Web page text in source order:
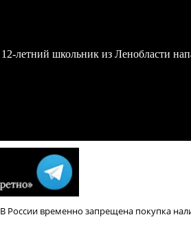
12-летний школьник из Ленобласти
В России временно запрещена покупка